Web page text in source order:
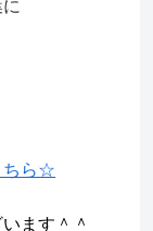
ちら☆
ます＾＾